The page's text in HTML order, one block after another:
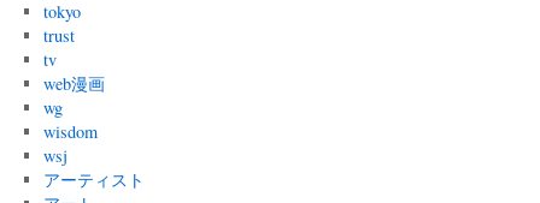
tokyo
trust
tv
web漫画
wg
wisdom
wsj
アーティスト